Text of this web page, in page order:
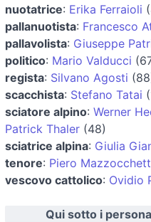
nuotatrice: Erika Ferraioli
pallanuotista: Francesco
pallavolista: Giuseppe
politico: Mario Valducci
regista: Silvano Agosti
scacchista: Stefano Tatai
sciatore alpino: Werner
Patrick Thaler (48)
sciatrice alpina: Giulia
tenore: Piero
vescovo cattolico: Ovidio
Qui sotto i